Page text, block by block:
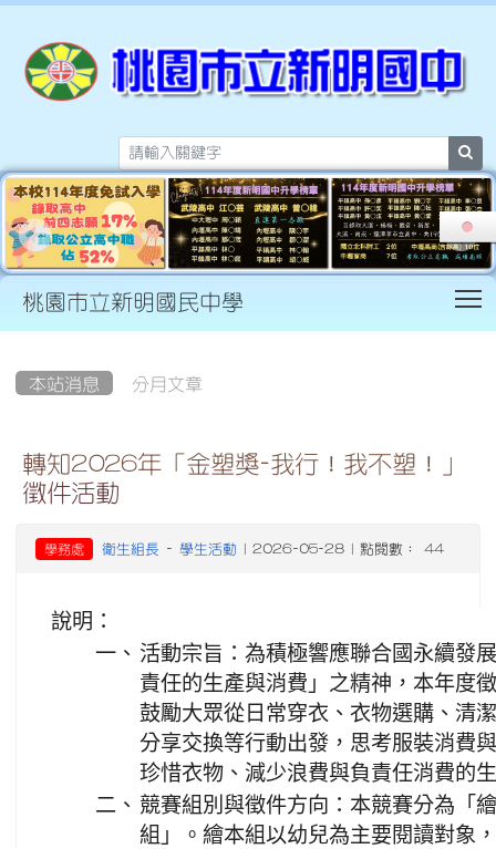
桃園市立新明國民中學
本站消息 分月文章
轉知2026年「金塑獎-我行！我不塑！」
徵件活動
學務處 衛生組長 - 學生活動 | 2026-05-28 | 點閱數： 44
說明：
一、 活動宗旨：為積極響應聯合國永續發
責任的生產與消費」之精神，本年度
鼓勵大眾從日常穿衣、衣物選購、清
分享交換等行動出發，思考服裝消費
珍惜衣物、減少浪費與負責任消費的
二、 競賽組別與徵件方向：本競賽分為「
組」。繪本組以幼兒為主要閱讀對象